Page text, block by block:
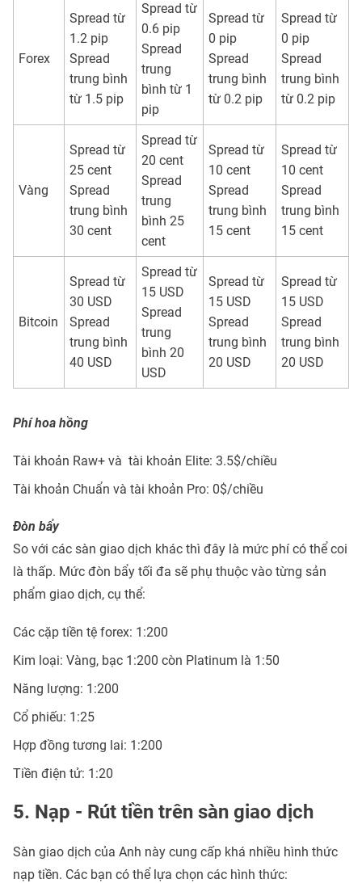
Forex
Spread từ
1.2 pip
Spread
trung bình
từ 1.5 pip
Spread từ
0.6 pip
Spread
trung
bình từ 1
pip
Spread từ
0 pip
Spread
trung bình
từ 0.2 pip
Spread từ
0 pip
Spread
trung bình
từ 0.2 pip
Vàng
Spread từ
25 cent
Spread
trung bình
30 cent
Spread từ
20 cent
Spread
trung
bình 25
cent
Spread từ
10 cent
Spread
trung bình
15 cent
Spread từ
10 cent
Spread
trung bình
15 cent
Bitcoin
Spread từ
30 USD
Spread
trung bình
40 USD
Spread từ
15 USD
Spread
trung
bình 20
USD
Spread từ
15 USD
Spread
trung bình
20 USD
Spread từ
15 USD
Spread
trung bình
20 USD
Phí hoa hồng
Tài khoản Raw+ và tài khoản Elite: 3.5$/chiều
Tài khoản Chuẩn và tài khoản Pro: 0$/chiều
Đòn bẩy
So với các sàn giao dịch khác thì đây là mức phí có thể coi
là thấp. Mức đòn bẩy tối đa sẽ phụ thuộc vào từng sản
phẩm giao dịch, cụ thể:
Các cặp tiền tệ forex: 1:200
Kim loại: Vàng, bạc 1:200 còn Platinum là 1:50
Năng lượng: 1:200
Cổ phiếu: 1:25
Hợp đồng tương lai: 1:200
Tiền điện tử: 1:20
5. Nạp - Rút tiền trên sàn giao dịch
Sàn giao dịch của Anh này cung cấp khá nhiều hình thức
nạp tiền. Các bạn có thể lựa chọn các hình thức: